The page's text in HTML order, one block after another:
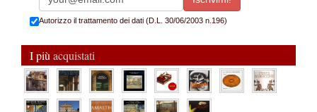
Autorizzo il trattamento dei dati (D.L. 30/06/2003 n.196)
I più acquistati